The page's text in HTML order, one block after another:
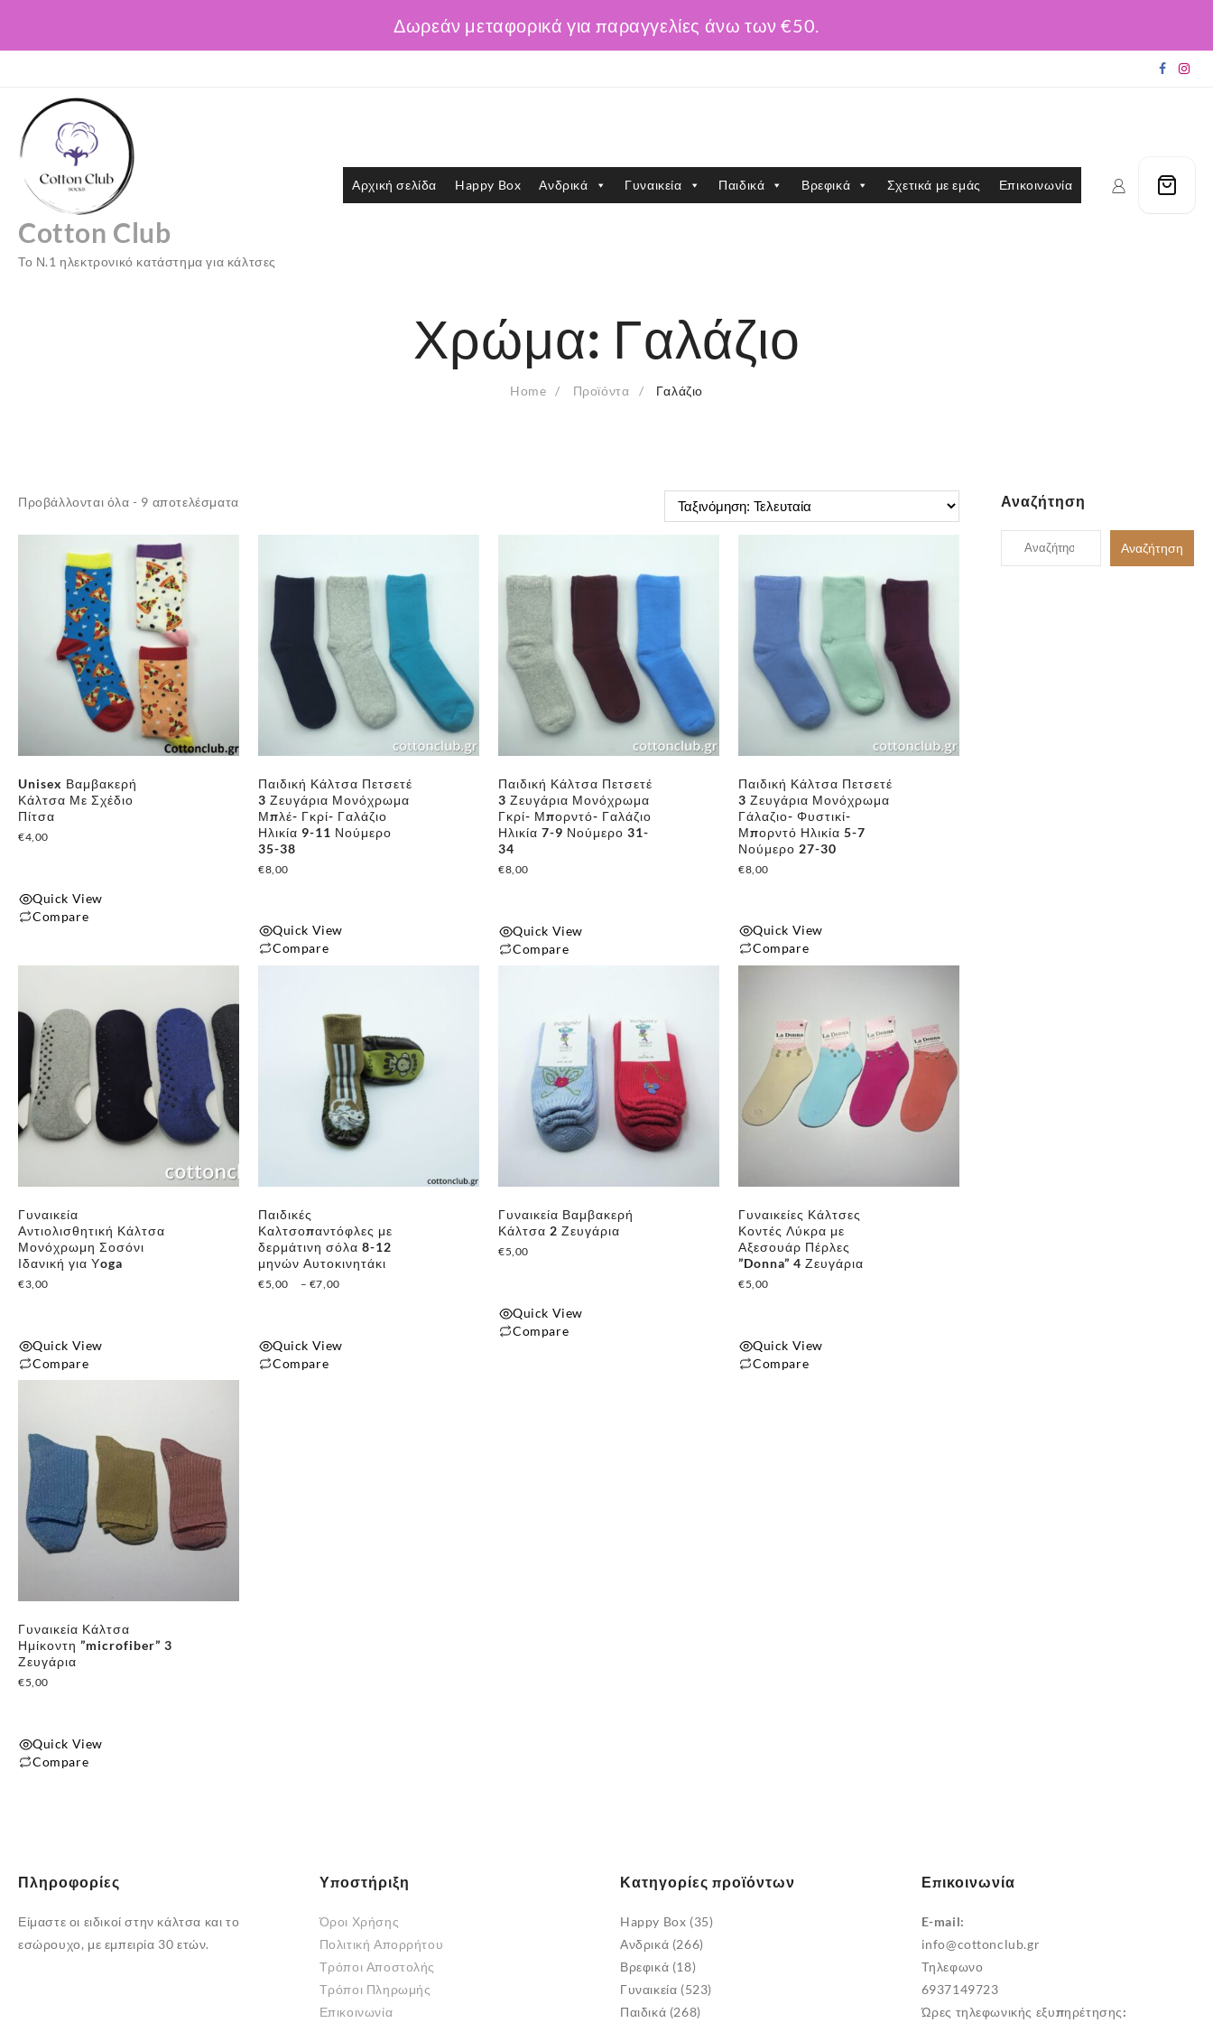
Δωρεάν μεταφορικά για παραγγελίες άνω των €50.
content
Cotton Club
Το Ν.1 ηλεκτρονικό κατάστημα για κάλτσες
Αρχική σελίδα Happy Box Ανδρικά Γυναικεία Παιδικά Βρεφικά Σχετικά με εμάς Επικοινωνία
Χρώμα: Γαλάζιο
Home Προϊόντα Γαλάζιο
Προβάλλονται όλα - 9 αποτελέσματαSorted
Unisex Βαμβακερή
Κάλτσα Με Σχέδιο
Πίτσα
€4,00
Quick View
Compare
πολλαπλές
παραλλαγές.
Οι
επιλογές
μπορούν
να
στη
σελίδα
του
προϊόντος
Παιδική Κάλτσα Πετσετέ
3 Ζευγάρια Μονόχρωμα
Μπλέ- Γκρί- Γαλάζιο
Ηλικία 9-11 Νούμερο
35-38
€8,00
Quick View
Compare
Παιδική Κάλτσα Πετσετέ
3 Ζευγάρια Μονόχρωμα
Γκρί- Μπορντό- Γαλάζιο
Ηλικία 7-9 Νούμερο 31-
34
€8,00
Quick View
Compare
Παιδική Κάλτσα Πετσετέ
3 Ζευγάρια Μονόχρωμα
Γάλαζιο- Φυστικί-
Μπορντό Ηλικία 5-7
Νούμερο 27-30
€8,00
Quick View
Compare
Γυναικεία
Αντιολισθητική Κάλτσα
Μονόχρωμη Σοσόνι
Ιδανική για Υoga
€3,00
Quick View
Compare
Αυτό
έχει
πολλαπλές
παραλλαγές.
Οι
επιλογές
στη
σελίδα
του
Παιδικές
Καλτσοπαντόφλες με
δερμάτινη σόλα 8-12
μηνών Αυτοκινητάκι
€5,00 – €7,00
Quick View
Compare
Γυναικεία Βαμβακερή
Κάλτσα 2 Ζευγάρια
€5,00
Quick View
Compare
Γυναικείες Κάλτσες
Κοντές Λύκρα με
Αξεσουάρ Πέρλες
”Donna” 4 Ζευγάρια
€5,00
Quick View
Compare
Γυναικεία Κάλτσα
Ημίκοντη ”microfiber” 3
Ζευγάρια
€5,00
Quick View
Compare
Αναζήτηση
Αναζήτηση
για:
Αναζήτηση
Πληροφορίες
Είμαστε οι ειδικοί στην κάλτσα και το
εσώρουχο, με εμπειρία 30 ετών.
Υποστήριξη
Όροι Χρήσης
Πολιτική Απορρήτου
Τρόποι Αποστολής
Τρόποι Πληρωμής
Επικοινωνία
Κατηγορίες προϊόντων
Happy Box (35)
Ανδρικά (266)
Βρεφικά (18)
Γυναικεία (523)
Παιδικά (268)
Επικοινωνία
E-mail:
info@cottonclub.gr
Τηλεφωνο
6937149723
Ώρες τηλεφωνικής εξυπηρέτησης: